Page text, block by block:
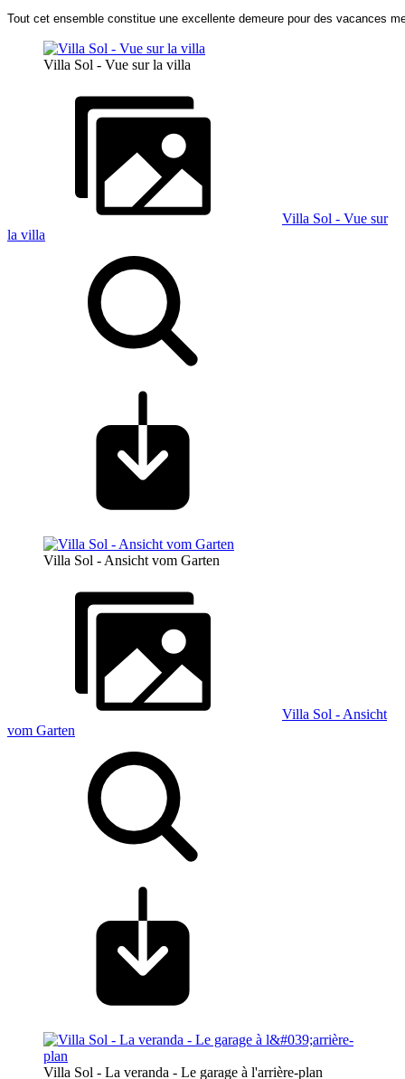
Tout cet ensemble constitue une excellente demeure pour des vacances
Villa Sol - Vue sur la villa
Villa Sol - Vue sur
la villa
Villa Sol - Ansicht vom Garten
Villa Sol - Ansicht
vom Garten
Villa Sol - La veranda - Le garage à l'arrière-plan